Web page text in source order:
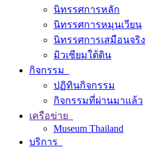
นิทรรศการหลัก
นิทรรศการหมุนเวียน
นิทรรศการเสมือนจริง
มิวเซียมใต้ดิน
กิจกรรม
ปฏิทินกิจกรรม
กิจกรรมที่ผ่านมาแล้ว
เครือข่าย
Museum Thailand
บริการ